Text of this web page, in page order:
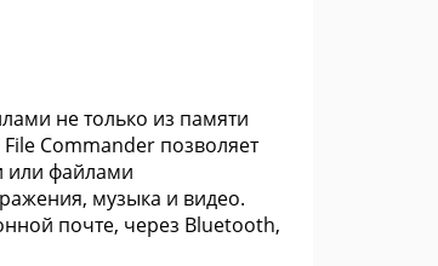
не только из памяти
Commander позволяет
или файлами
музыка и видео.
почте, через Bluetooth,